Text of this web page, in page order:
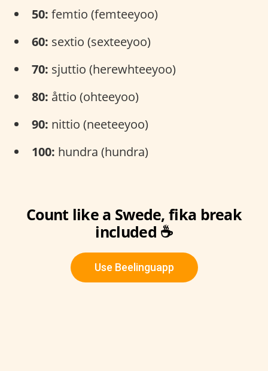
50: femtio (femteeyoo)
60: sextio (sexteeyoo)
70: sjuttio (herewhteeyoo)
80: åttio (ohteeyoo)
90: nittio (neeteeyoo)
100: hundra (hundra)
Count like a Swede, fika break
included ☕
Use Beelinguapp